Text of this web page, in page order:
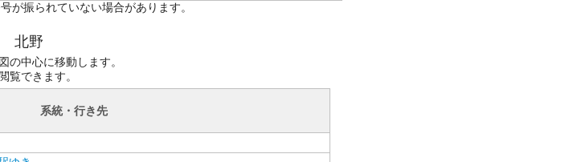
が振られていない場合があります。
北野
中心に移動します。
覧できます。
系統・行き先